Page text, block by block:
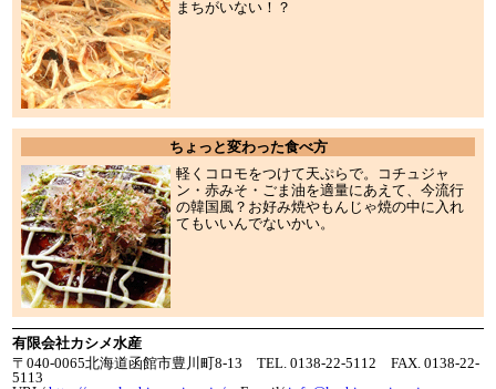
まちがいない！？
ちょっと変わった食べ方
軽くコロモをつけて天ぷらで。コチュジャ
ン・赤みそ・ごま油を適量にあえて、今流行
の韓国風？お好み焼やもんじゃ焼の中に入れ
てもいいんでないかい。
有限会社カシメ水産
〒040-0065北海道函館市豊川町8-13 TEL. 0138-22-5112 FAX. 0138-22-
5113